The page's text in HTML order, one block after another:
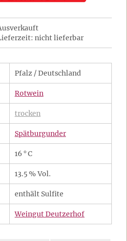
nicht lieferbar
Pfalz / Deutschland
Rotwein
trocken
Spätburgunder
16 ° C
13.5 % Vol.
enthält Sulfite
Weingut Deutzerhof